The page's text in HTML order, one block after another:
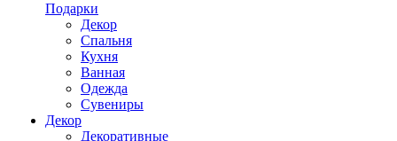
Подарки
Декор
Спальня
Кухня
Ванная
Одежда
Сувениры
Декор
Декоративные